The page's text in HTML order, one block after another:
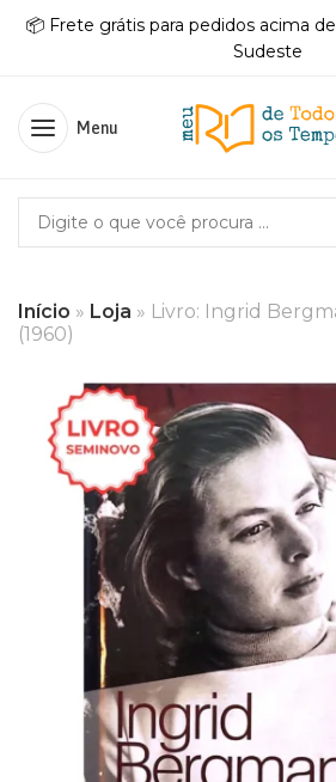
📦 Frete grátis para pedidos acima de
Sudeste
Menu
Início » Loja » Livro: Ingrid
(1960)